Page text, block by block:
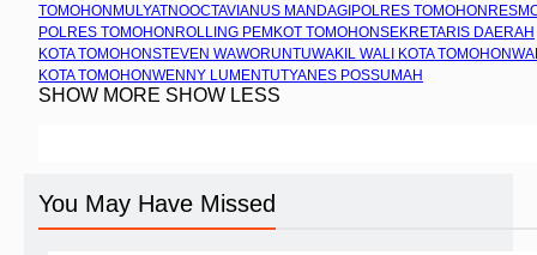
TOMOHON MULYATNOOCTAVIANUS MANDAGI POLRES TOMOHON
POLRES TOMOHON ROLLING PEMKOT TOMOHONSEKRETARIS DAERAH
KOTA TOMOHONSTEVEN WAWORUNTUWAKIL WALI KOTA TOMOHON
KOTA TOMOHONWENNY LUMENTUTYANES POSSUMAH
SHOW MORE SHOW LESS
You May Have Missed